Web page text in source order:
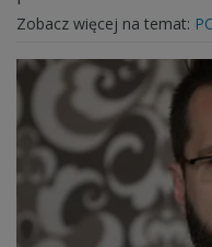
Zobacz więcej na temat: